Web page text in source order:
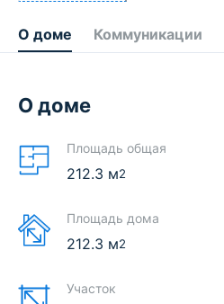
О доме Коммуникации
О доме
Площадь общая
212.3 м2
Площадь дома
212.3 м2
Участок